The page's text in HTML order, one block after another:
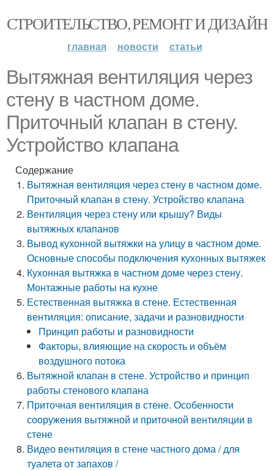
СТРОИТЕЛЬСТВО, РЕМОНТ И ДИЗАЙН
главная новости статьи
Вытяжная вентиляция через
стену в частном доме.
Приточный клапан в стену.
Устройство клапана
Содержание
Вытяжная вентиляция через стену в частном доме.
Приточный клапан в стену. Устройство клапана
Вентиляция через стену или крышу? Виды
вытяжных клапанов
Вывод кухонной вытяжки на улицу в частном доме.
Основные способы подключения кухонных вытяжек
Кухонная вытяжка в частном доме через стену.
Монтажные работы на кухне
Естественная вытяжка в стене. Естественная
вентиляция: описание, задачи и разновидности
Принцип работы и разновидности
Факторы, влияющие на скорость и объём
воздушного потока
Вытяжной клапан в стене. Устройство и принцип
работы стенового клапана
Приточная вентиляция в стене. Особенности
сооружения вытяжной и приточной вентиляции в
стене
Видео вентиляция в стене частного дома / для
туалета от запахов /